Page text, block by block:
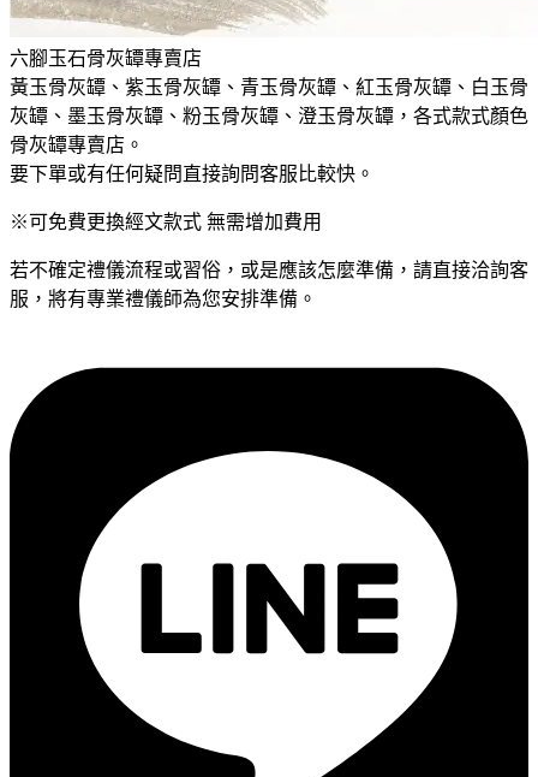
六腳玉石骨灰罈專賣店
黃玉骨灰罈、紫玉骨灰罈、青玉骨灰罈、紅玉骨灰罈、白玉骨
灰罈、墨玉骨灰罈、粉玉骨灰罈、澄玉骨灰罈，各式款式顏色
骨灰罈專賣店。
要下單或有任何疑問直接詢問客服比較快。
※可免費更換經文款式 無需增加費用
若不確定禮儀流程或習俗，或是應該怎麼準備，請直接洽詢客
服，將有專業禮儀師為您安排準備。